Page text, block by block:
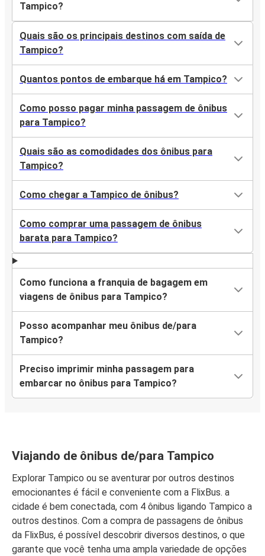
Tampico?
Quais são os principais destinos com saída de
Tampico?
Quantos pontos de embarque há em Tampico?
Como posso pagar minha passagem de ônibus
para Tampico?
Quais são as comodidades dos ônibus para
Tampico?
Como chegar a Tampico de ônibus?
Como comprar uma passagem de ônibus
barata para Tampico?
Como funciona a franquia de bagagem em
viagens de ônibus para Tampico?
Posso acompanhar meu ônibus de/para
Tampico?
Preciso imprimir minha passagem para
embarcar no ônibus para Tampico?
Viajando de ônibus de/para Tampico
Explorar Tampico ou se aventurar por outros destinos
emocionantes é fácil e conveniente com a FlixBus. a
cidade é bem conectada, com 4 ônibus ligando Tampico a
outros destinos. Com a compra de passagens de ônibus
da FlixBus, é possível descobrir diversos destinos, o que
garante que você tenha uma ampla variedade de opções